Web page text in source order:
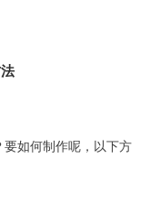
要如何制作呢，以下方